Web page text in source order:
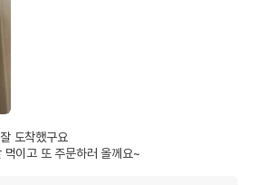
도착했구요
먹이고 또 주문하러 올께요~